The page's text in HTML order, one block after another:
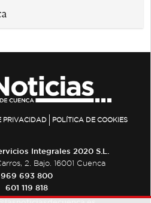
PRIVACIDAD POLÍTICA DE COOKIES
Integrales 2020 S.L.
2. Bajo. 16001 Cuenca
969 693 800
601 119 818